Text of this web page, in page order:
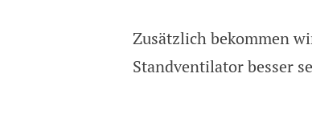
Zusätzlich bekommen
Standventilator besser